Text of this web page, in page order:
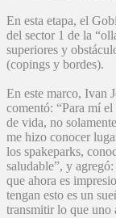
En esta etapa, el
del sector 1 de la
superiores y
(copings y bordes).
En este marco, Ivan
comentó: “Para mí
de vida, no
me hizo conocer
los spakeparks,
saludable”, y
que ahora es
tengan esto es un
transmitir lo que uno